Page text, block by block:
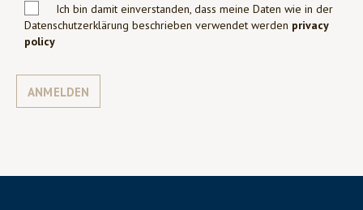
Ich bin damit einverstanden, dass meine Daten wie in der
Datenschutzerklärung beschrieben verwendet werden privacy
policy
ANMELDEN